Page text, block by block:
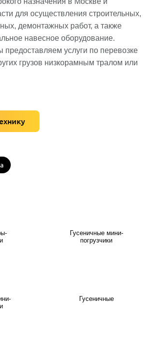
для осуществления строительных,
демонтажных работ, а также
навесное оборудование.
услуги по перевозке
грузов низкорамным тралом или
Гусеничные мини-
погрузчики
Гусеничные